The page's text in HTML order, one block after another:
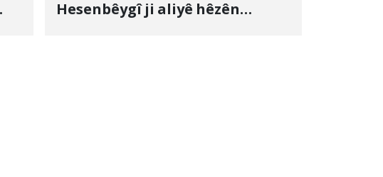
Hesenbêygî ji aliyê hêzên